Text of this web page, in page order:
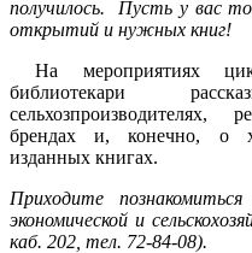
получилось. Пусть у вас
открытий и нужных книг!
На мероприятиях
библиотекари
сельхозпроизводителях,
брендах и, конечно, о
изданных книгах.
Приходите
экономической и
каб. 202, тел. 72-84-08).